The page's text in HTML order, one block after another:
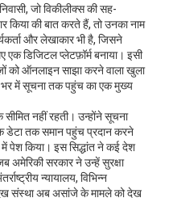
जो विकीलीक्स की सह-
कियाकी बात करते हैं, तो उनका नाम
और लेखाकार भी है, जिसने
एक डिजिटल प्लेटफ़ॉर्म बनाया। इसी
को ऑनलाइन साझा करने वाला खुला
भर में सूचना तक पहुंच का एक मुख्य
नहीं रहती। उन्होंनेसूचना
डेटा तक समान पहुंच प्रदान करने
पेश किया। इस सिद्धांत ने कई देश
अमेरिकी सरकार ने उन्हें सुरक्षा
न्यायालय, विभिन्न
संस्थाअब असांजे के मामले को देख